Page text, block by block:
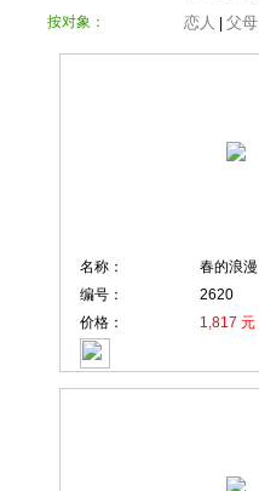
按对象： 恋人 父母
名称：
春的浪漫
编号：
2620
价格：
1,817 元